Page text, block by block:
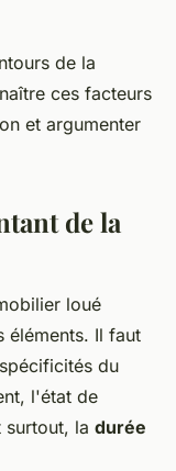
de la
ces facteurs
et argumenter
de la
loué
éléments. Il faut
du
l'état de
surtout, la durée